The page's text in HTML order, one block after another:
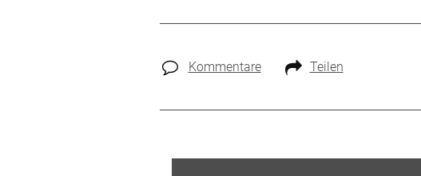
Kommentare Teilen